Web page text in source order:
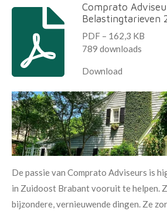
Comprato
Belastingtarieven
PDF – 162,3 KB
789 downloads
Download
De passie van Comprato Adviseurs is
in Zuidoost Brabant vooruit te helpen.
bijzondere, vernieuwende dingen. Ze